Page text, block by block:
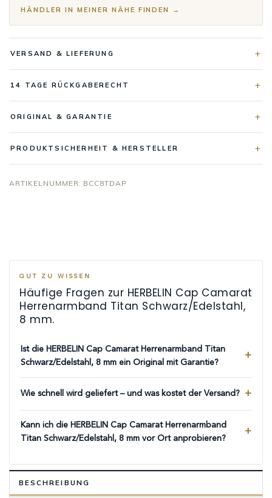
HÄNDLER IN MEINER NÄHE FINDEN →
VERSAND & LIEFERUNG
14 TAGE RÜCKGABERECHT
ORIGINAL & GARANTIE
PRODUKTSICHERHEIT & HERSTELLER
ARTIKELNUMMER: BCC8TDAP
GUT ZU WISSEN
Häufige Fragen zur HERBELIN Cap Camarat
Herrenarmband Titan Schwarz/Edelstahl,
8 mm.
Ist die HERBELIN Cap Camarat Herrenarmband Titan
Schwarz/Edelstahl, 8 mm ein Original mit Garantie?
Wie schnell wird geliefert – und was kostet der Versand?
Kann ich die HERBELIN Cap Camarat Herrenarmband
Titan Schwarz/Edelstahl, 8 mm vor Ort anprobieren?
BESCHREIBUNG